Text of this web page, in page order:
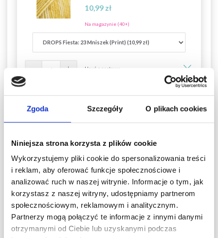
Zgoda Szczegóły O plikach cookies
Niniejsza strona korzysta z plików cookie
Wykorzystujemy pliki cookie do spersonalizowania treści
i reklam, aby oferować funkcje społecznościowe i
analizować ruch w naszej witrynie. Informacje o tym, jak
korzystasz z naszej witryny, udostępniamy partnerom
społecznościowym, reklamowym i analitycznym.
Partnerzy mogą połączyć te informacje z innymi danymi
otrzymanymi od Ciebie lub uzyskanymi podczas
10,99 zł
Na magazynie (40+)
Usuń z zestawu
DROPS Fiesta
10,99 zł
DROPS Fiesta
10,99 zł